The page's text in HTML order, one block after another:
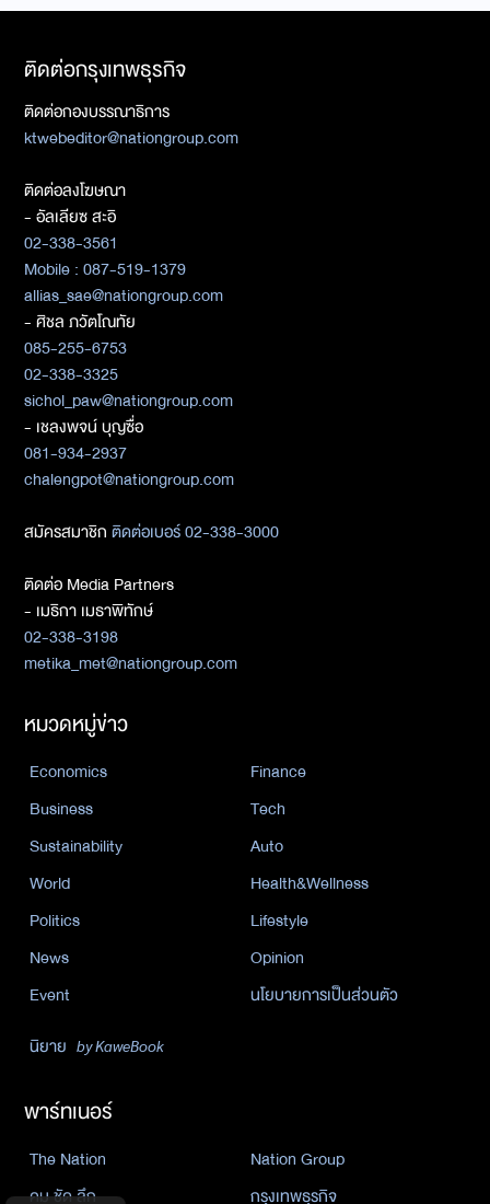
ติดต่อกรุงเทพธุรกิจ
ติดต่อกองบรรณาธิการ
ktwebeditor@nationgroup.com
ติดต่อลงโฆษณา
- อัลเลียซ สะอิ
02-338-3561
Mobile : 087-519-1379
allias_sae@nationgroup.com
- ศิชล ภวัตโณทัย
085-255-6753
02-338-3325
sichol_paw@nationgroup.com
- เชลงพจน์ บุญซื่อ
081-934-2937
chalengpot@nationgroup.com
สมัครสมาชิกติดต่อเบอร์ 02-338-3000
ติดต่อ Media Partners
- เมธิกา เมธาพิทักษ์
02-338-3198
metika_met@nationgroup.com
หมวดหมู่ข่าว
Economics
Finance
Business
Tech
Sustainability
Auto
World
Health&Wellness
Politics
Lifestyle
News
Opinion
Event
นโยบายการเป็นส่วนตัว
นิยาย by KaweBook
พาร์ทเนอร์
The Nation
Nation Group
คม ชัด ลึก
กรุงเทพธุรกิจ